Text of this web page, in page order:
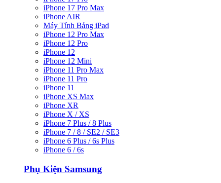
iPhone 17 Pro Max
iPhone AIR
Máy Tính Bảng iPad
iPhone 12 Pro Max
iPhone 12 Pro
iPhone 12
iPhone 12 Mini
iPhone 11 Pro Max
iPhone 11 Pro
iPhone 11
iPhone XS Max
iPhone XR
iPhone X / XS
iPhone 7 Plus / 8 Plus
iPhone 7 / 8 / SE2 / SE3
iPhone 6 Plus / 6s Plus
iPhone 6 / 6s
Phụ Kiện Samsung